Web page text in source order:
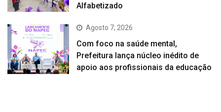
Alfabetizado
Agosto 7, 2026
Com foco na saúde mental,
Prefeitura lança núcleo inédito de
apoio aos profissionais da educação